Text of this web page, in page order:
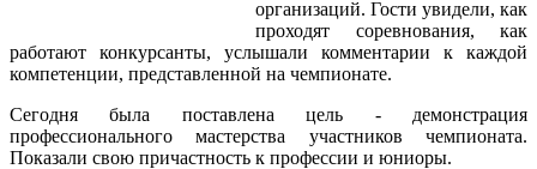
организаций. Гости увидели, как
проходят соревнования, как
работают конкурсанты, услышали комментарии к каждой
компетенции, представленной на чемпионате.
Сегодня была поставлена цель - демонстрация
профессионального мастерства участников чемпионата.
Показали свою причастность к профессии и юниоры.